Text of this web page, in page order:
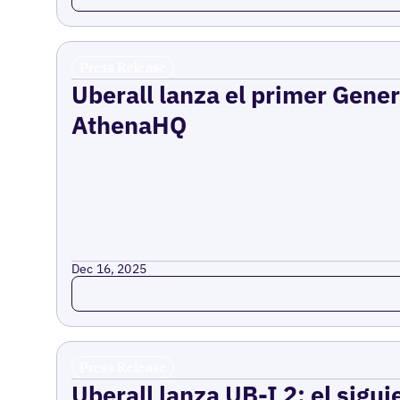
Uberall lanza el primer
AthenaHQ
Dec 16, 2025
Read more